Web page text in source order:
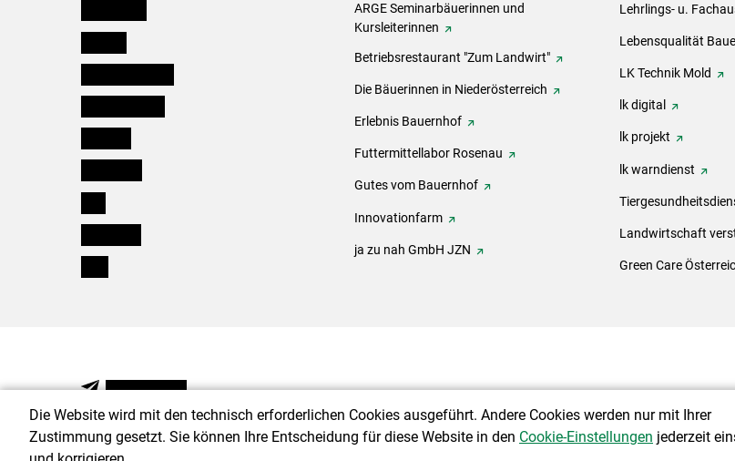
ARGE Seminarbäuerinnen und
Kursleiterinnen
Betriebsrestaurant "Zum Landwirt"
Die Bäuerinnen in Niederösterreich
Erlebnis Bauernhof
Futtermittellabor Rosenau
Gutes vom Bauernhof
Innovationfarm
ja zu nah GmbH JZN
Lehrlings- u.
Lebensqualität
LK Technik Mold
lk digital
lk projekt
lk warndienst
Landwirtschaft
Green Care
NEWSLETTER
Die Website wird mit den technisch erforderlichen Cookies ausgeführt. Andere Cookies werden nur mit Ihrer
Zustimmung gesetzt. Sie können Ihre Entscheidung für diese Website in den Cookie-Einstellungen jederzeit